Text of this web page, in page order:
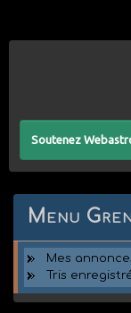
Soutenez
Menu
Mes
Tris